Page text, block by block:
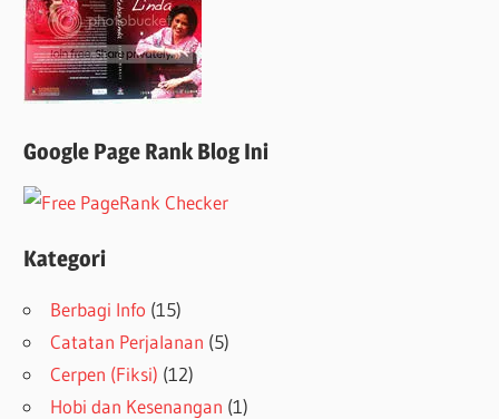
Google Page Rank Blog Ini
Kategori
Berbagi Info (15)
Catatan Perjalanan (5)
Cerpen (Fiksi) (12)
Hobi dan Kesenangan (1)